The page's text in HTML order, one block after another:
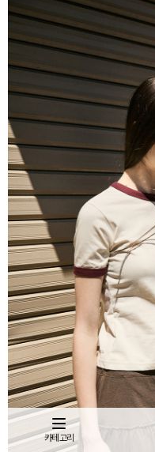
카테고리